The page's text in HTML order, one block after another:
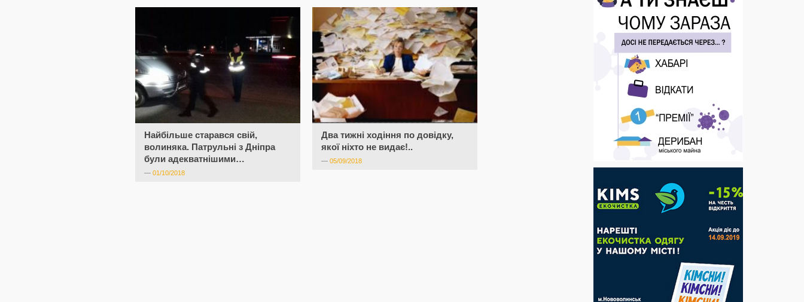
Найбільше старався свій,
волиняка. Патрульні з Дніпра
були адекватнішими…
— 01/10/2018
Два тижні ходіння по довідку,
якої ніхто не видає!..
— 05/09/2018